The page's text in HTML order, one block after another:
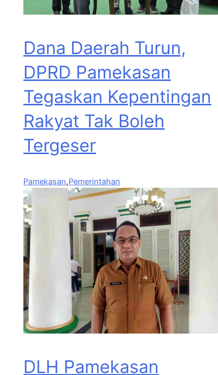
Dana Daerah Turun,
DPRD Pamekasan
Tegaskan Kepentingan
Rakyat Tak Boleh
Tergeser
Pamekasan,Pemerintahan
DLH Pamekasan